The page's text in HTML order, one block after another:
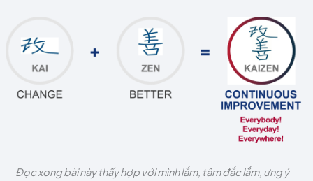
Đọc xong bài này thấy hợp với mình lắm, tâm đắc lắm, ưng ý